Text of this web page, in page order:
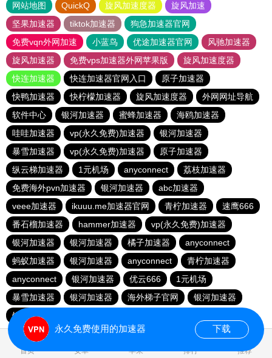
网站地图 QuickQ 旋风加速度器
旋风加速
坚果加速器
tiktok加速器
狗急加速器官网
免费vqn外网加速
小蓝鸟 优途加速器官网
风驰加速器
旋风加速器
免费vps加速器外网苹果版
旋风加速度器
快连加速器
快连加速器官网入口
原子加速器
快鸭加速器
快柠檬加速器 旋风加速度器
外网网址导航
软件中心
银河加速器 蜜蜂加速器
海鸥加速器
哇哇加速器
vp(永久免费)加速器
银河加速器
暴雪加速器
vp(永久免费)加速器
原子加速器
纵云梯加速器
1元机场 anyconnect
荔枝加速器
免费海外pvn加速器
银河加速器
abc加速器
veee加速器
ikuuu.me加速器官网 青柠加速器
速鹰666
番石榴加速器
hammer加速器
vp(永久免费)加速器
银河加速器
银河加速器 橘子加速器
anyconnect
蚂蚁加速器
银河加速器 anyconnect
青柠加速器
anyconnect
银河加速器 优云666
1元机场
暴雪加速器
银河加速器 海外梯子官网
银河加速器
银河加速器
首页 安卓 苹果 排行 推荐
永久免费使用的加速器 下载
0.020677s